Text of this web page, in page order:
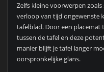
Zelfs kleine voorwerpen
verloop van tijd ongewenste
tafelblad. Door een placemat
tussen de tafel en deze
manier blijft je tafel langer
oorspronkelijke glans.